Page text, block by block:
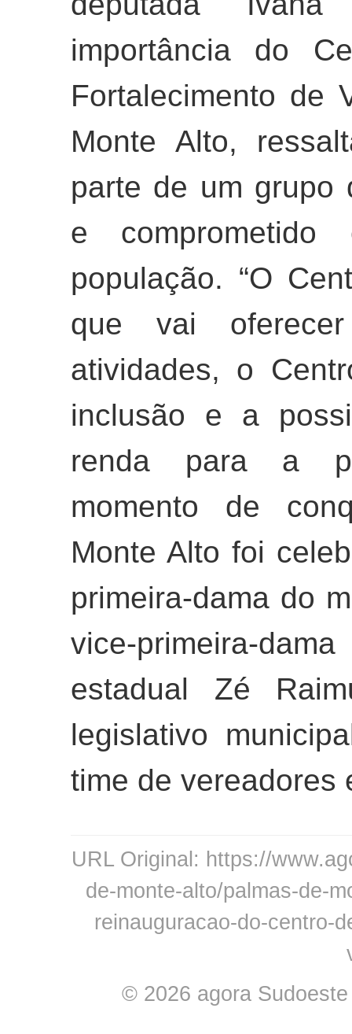
importância do
Fortalecimento de
Monte Alto,
parte de um grupo
e
população. “O
que vai
atividades, o
inclusão e a
renda para a
momento de
Monte Alto foi
primeira-dama do
vice-primeira-
estadual Zé
legislativo
time de vereadores
URL Original: https://
de-monte-alto/palmas-de-
reinauguracao-do-centro-
© 2026 agora